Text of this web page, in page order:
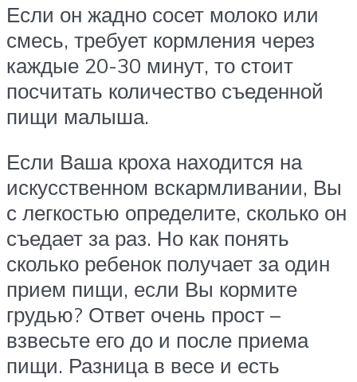
Если он жадно сосет молоко или
смесь, требует кормления через
каждые 20-30 минут, то стоит
посчитать количество съеденной
пищи малыша.
Если Ваша кроха находится на
искусственном вскармливании, Вы
с легкостью определите, сколько он
съедает за раз. Но как понять
сколько ребенок получает за один
прием пищи, если Вы кормите
грудью? Ответ очень прост –
взвесьте его до и после приема
пищи. Разница в весе и есть